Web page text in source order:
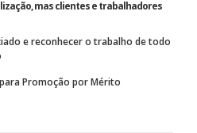
mas clientes e trabalhadores
e reconhecer o trabalho de todo
Promoção por Mérito